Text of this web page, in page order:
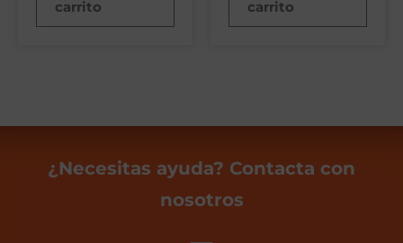
carrito
carrito
¿Necesitas ayuda? Contacta con
nosotros